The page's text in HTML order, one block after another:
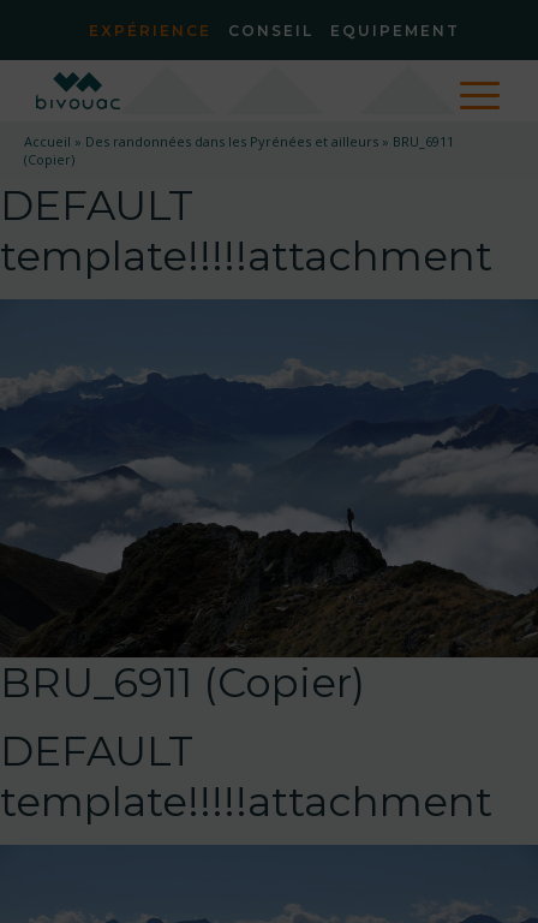
EXPÉRIENCE CONSEIL EQUIPEMENT
Accueil » Des randonnées dans les Pyrénées et ailleurs » BRU_6911
(Copier)
DEFAULT
template!!!!!attachment
BRU_6911 (Copier)
DEFAULT
template!!!!!attachment